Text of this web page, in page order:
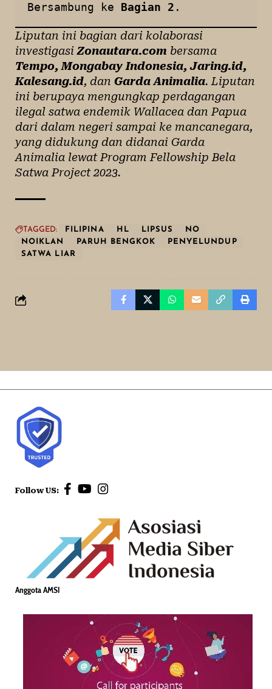
Bersambung ke Bagian 2 .
Liputan ini bagian dari kolaborasi
investigasiZonautara.com bersama
Tempo, Mongabay Indonesia, Jaring.id,
Kalesang.id, dan Garda Animalia. Liputan
ini berupaya mengungkap perdagangan
ilegal satwa endemik Wallacea dan Papua
dari dalam negeri sampai ke mancanegara,
yang didukung dan didanai Garda
Animalia lewat Program Fellowship Bela
Satwa Project 2023.
TAGGED: FILIPINA HL LIPSUS
NO
NOIKLAN
PARUH BENGKOK
PENYELUNDUP
SATWA LIAR
Follow US:
Anggota AMSI